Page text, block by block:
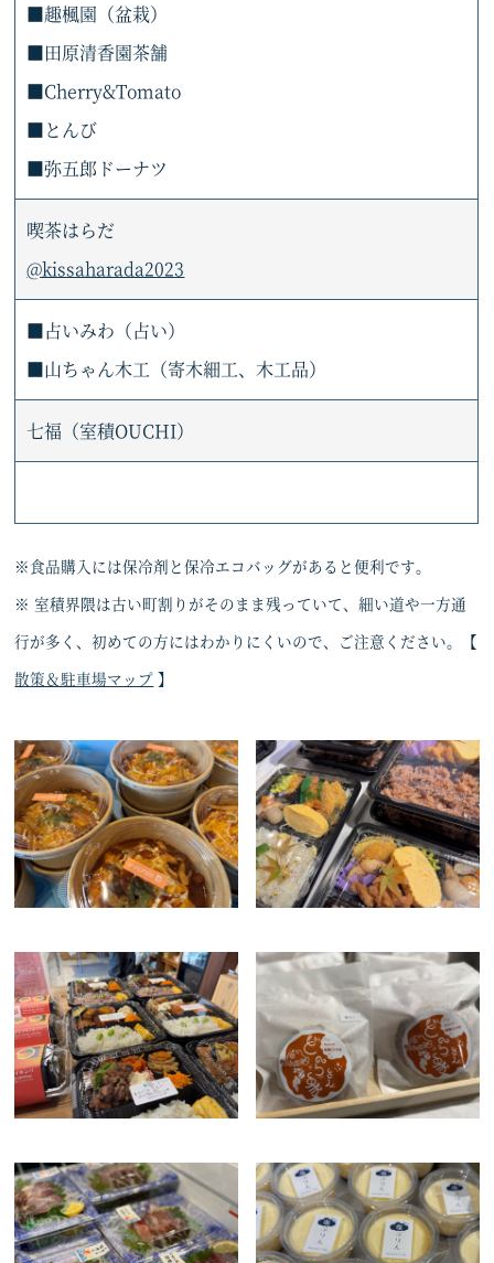
■趣楓園（盆栽）
■田原清香園茶舗
■Cherry&Tomato
■とんび
■弥五郎ドーナツ
喫茶はらだ
@kissaharada2023
■占いみわ（占い）
■山ちゃん木工（寄木細工、木工品）
七福（室積OUCHI）
※食品購入には保冷剤と保冷エコバッグがあると便利です。
※ 室積界隈は古い町割りがそのまま残っていて、細い道や一方通
行が多く、初めての方にはわかりにくいので、ご注意ください。【
散策＆駐車場マップ 】